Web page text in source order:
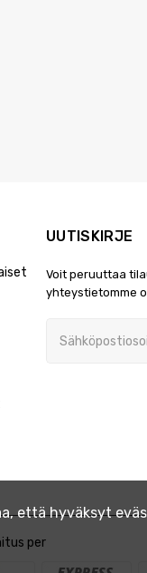
UUTISKIRJE
Voit peruuttaa
yhteystietomme
per
että hyväksyt